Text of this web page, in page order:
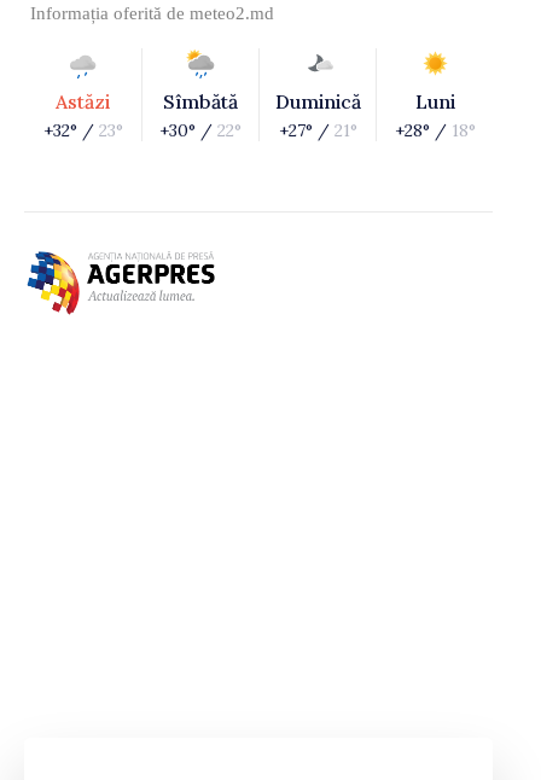
Informația oferită de meteo2.md
Astăzi
+32° / 23°
Sîmbătă
+30° / 22°
Duminică
+27° / 21°
Luni
+28° / 18°